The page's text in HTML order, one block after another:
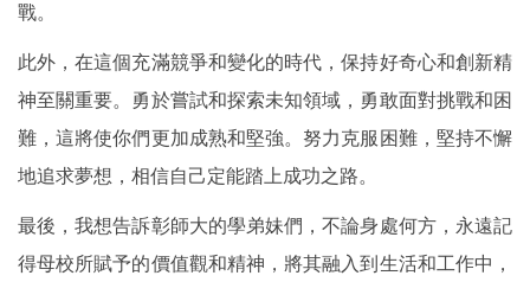
戰。
此外，在這個充滿競爭和變化的時代，保持好奇心和創新精
神至關重要。勇於嘗試和探索未知領域，勇敢面對挑戰和困
難，這將使你們更加成熟和堅強。努力克服困難，堅持不懈
地追求夢想，相信自己定能踏上成功之路。
最後，我想告訴彰師大的學弟妹們，不論身處何方，永遠記
得母校所賦予的價值觀和精神，將其融入到生活和工作中，